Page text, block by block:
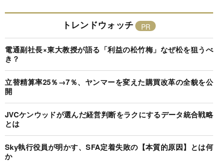
トレンドウォッチ
電通副社長×東大教授が語る「利益の松竹梅」なぜ松を狙うべ
き？
立替精算率25％→7％、ヤンマーを変えた購買改革の全貌を公
開
JVCケンウッドが選んだ経営判断をラクにするデータ統合戦略
とは
Sky執行役員が明かす、SFA定着失敗の【本質的原因】とは何
か